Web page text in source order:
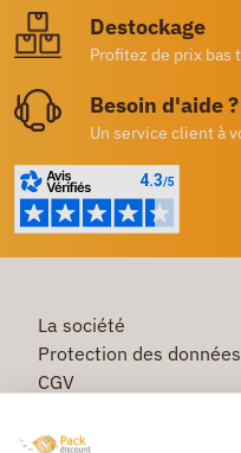
Destockage
Profitez de prix bas
Besoin d'aide ?
Un service client à
La société
Protection des données
CGV
Commande rapide